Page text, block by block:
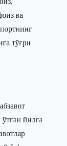
ва
тўғри
йилга